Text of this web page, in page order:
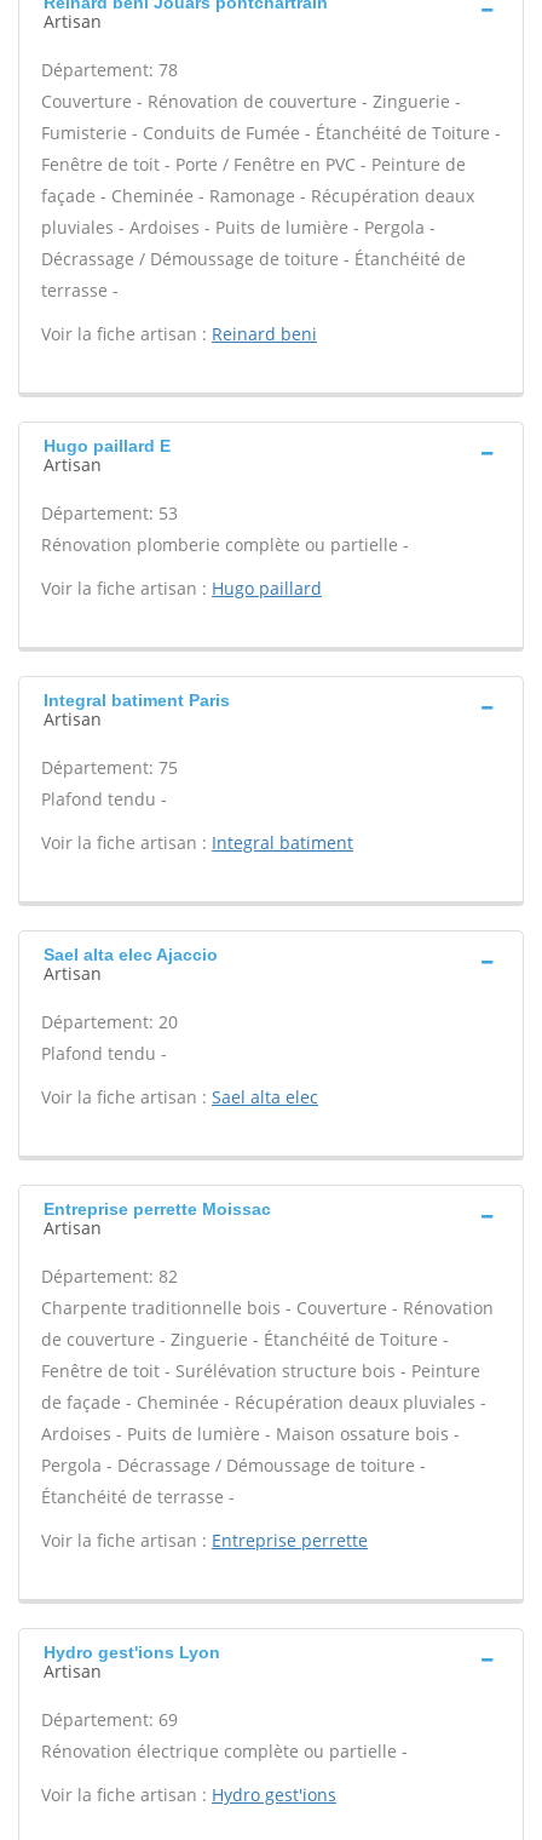
Artisan
Département: 78
Couverture - Rénovation de couverture - Zinguerie -
Fumisterie - Conduits de Fumée - Étanchéité de Toiture -
Fenêtre de toit - Porte / Fenêtre en PVC - Peinture de
façade - Cheminée - Ramonage - Récupération deaux
pluviales - Ardoises - Puits de lumière - Pergola -
Décrassage / Démoussage de toiture - Étanchéité de
terrasse -
Voir la fiche artisan : Reinard beni
Hugo paillard E
Artisan
Département: 53
Rénovation plomberie complète ou partielle -
Voir la fiche artisan : Hugo paillard
Integral batiment Paris
Artisan
Département: 75
Plafond tendu -
Voir la fiche artisan : Integral batiment
Sael alta elec Ajaccio
Artisan
Département: 20
Plafond tendu -
Voir la fiche artisan : Sael alta elec
Entreprise perrette Moissac
Artisan
Département: 82
Charpente traditionnelle bois - Couverture - Rénovation
de couverture - Zinguerie - Étanchéité de Toiture -
Fenêtre de toit - Surélévation structure bois - Peinture
de façade - Cheminée - Récupération deaux pluviales -
Ardoises - Puits de lumière - Maison ossature bois -
Pergola - Décrassage / Démoussage de toiture -
Étanchéité de terrasse -
Voir la fiche artisan : Entreprise perrette
Hydro gest'ions Lyon
Artisan
Département: 69
Rénovation électrique complète ou partielle -
Voir la fiche artisan : Hydro gest'ions